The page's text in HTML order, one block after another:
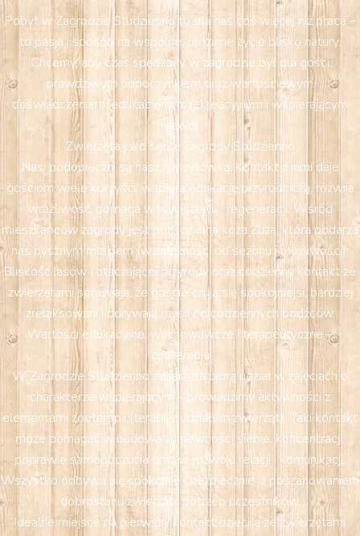
Pobyt w Zagrodzie Studzienno to dla nas coś więcej niż praca –
to pasja i sposób na wspólne, rodzinne życie blisko natury.
Chcemy, aby czas spędzony w zagrodzie był dla gości
prawdziwym odpoczynkiem oraz wartościowym
doświadczeniem: edukacyjnym, rekreacyjnym i wspierającym
rozwój.
Zwierzęta jako serce Zagrody Studzienno
Nasi podopieczni są naszą wizytówką. Kontakt z nimi daje
gościom wiele korzyści: wspiera edukację przyrodniczą, rozwija
wrażliwość, pomaga w wyciszeniu i regeneracji. Wśród
mieszkańców zagrody jest m.in. dzielna koza Zuza, która obdarza
nas pysznym mlekiem (w zależności od sezonu i możliwości).
Bliskość lasów i otaczającej przyrody oraz codzienny kontakt ze
zwierzętami sprawiają, że goście czują się spokojniejsi, bardziej
zrelaksowani i odrywają myśli od codziennych bodźców.
Wartości edukacyjne, wychowawcze i terapeutyczne –
zooterapia
W Zagrodzie Studzienno zwierzęta biorą udział w zajęciach o
charakterze wspierającym – prowadzimy aktywności z
elementami zooterapii (terapii z udziałem zwierząt). Taki kontakt
może pomagać w budowaniu pewności siebie, koncentracji,
poprawie samopoczucia oraz w rozwoju relacji i komunikacji.
Wszystko odbywa się spokojnie i bezpiecznie, z poszanowaniem
dobrostanu zwierząt i potrzeb uczestników.
Idealne miejsce na pierwszy kontakt dziecka ze zwierzętami